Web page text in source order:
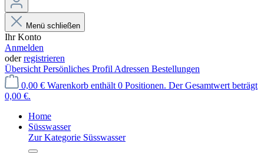
Menü schließen
Ihr Konto
Anmelden
oderregistrieren
Übersicht Persönliches Profil Adressen Bestellungen
0,00 € Warenkorb enthält 0 Positionen. Der Gesamtwert beträgt
0,00 €.
Home
Süsswasser
Zur Kategorie Süsswasser